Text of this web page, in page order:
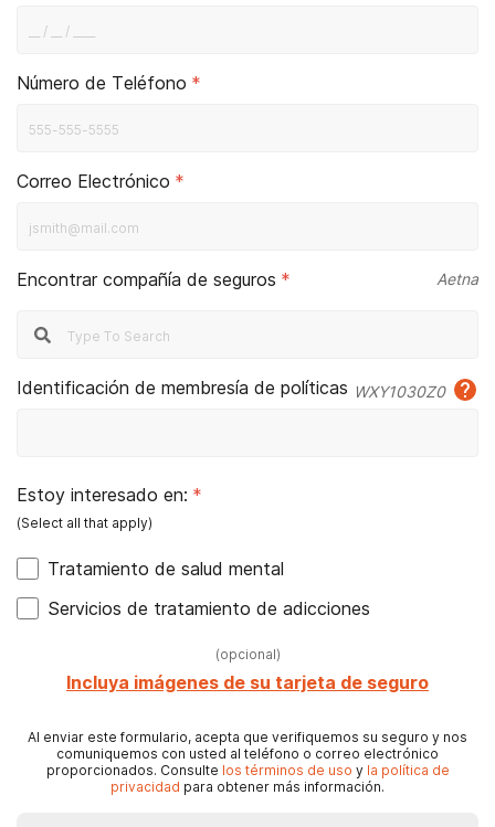
Número de Teléfono *
Correo Electrónico *
Encontrar compañía de seguros * Aetna
Identificación de membresía de políticas WXY1030Z0
Estoy interesado en: *
Tratamiento de salud mental
Servicios de tratamiento de adicciones
(opcional)
Incluya imágenes de su tarjeta de seguro
Al enviar este formulario, acepta que verifiquemos su seguro y nos
comuniquemos con usted al teléfono o correo electrónico
proporcionados. Consulte los términos de uso y la política de
privacidad para obtener más información.